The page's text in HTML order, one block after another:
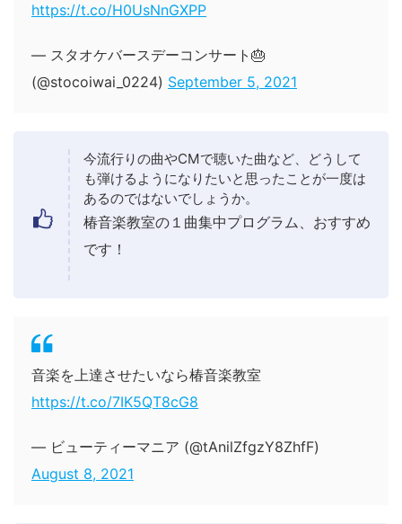
https://t.co/H0UsNnGXPP
— スタオケバースデーコンサート🎂
(@stocoiwai_0224) September 5, 2021
今流行りの曲やCMで聴いた曲など、どうして
も弾けるようになりたいと思ったことが一度は
あるのではないでしょうか。
椿音楽教室の１曲集中プログラム、おすすめ
です！
音楽を上達させたいなら椿音楽教室
https://t.co/7IK5QT8cG8
— ビューティーマニア (@tAnilZfgzY8ZhfF)
August 8, 2021